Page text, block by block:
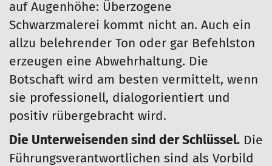
auf Augenhöhe: Überzogene
Schwarzmalerei kommt nicht an. Auch ein
allzu belehrender Ton oder gar Befehlston
erzeugen eine Abwehrhaltung. Die
Botschaft wird am besten vermittelt, wenn
sie professionell, dialogorientiert und
positiv rübergebracht wird.
Die Unterweisenden sind der Schlüssel. Die
Führungsverantwortlichen sind als Vorbild